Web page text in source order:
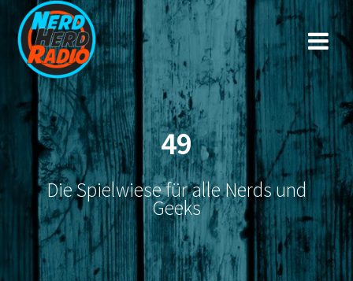
Zum
Inhalt
springen
49
Die Spielwiese für alle Nerds und
Geeks